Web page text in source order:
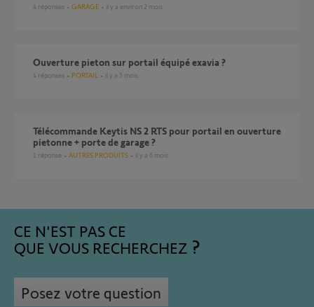
4 réponses GARAGE il y a environ 2 mois
ouverture pieton sur portail équipé exavia ?
4 réponses PORTAIL il y a 5 mois
Télécommande Keytis NS 2 RTS pour portail en ouverture
pietonne + porte de garage ?
1 réponse AUTRES PRODUITS il y a 6 mois
CE N'EST PAS CE
QUE VOUS RECHERCHEZ
Posez votre question